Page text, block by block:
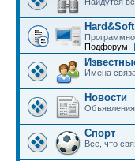
Hard&Soft
Подфорум:
Имена
Новости
Спорт
Все, что